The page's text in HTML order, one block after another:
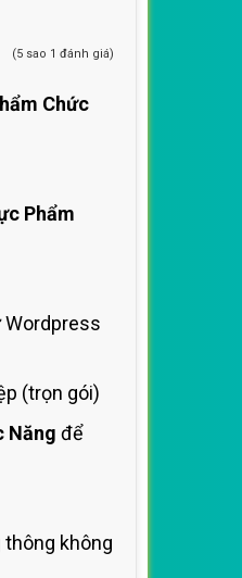
(5 sao 1 đánh giá)
Chức
Phẩm
Wordpress
(trọn gói)
Năng để
thông không